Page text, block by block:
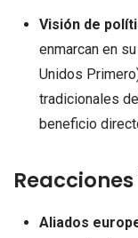
Visión de
enmarcan en
Unidos
tradicionales
beneficio
Aliados